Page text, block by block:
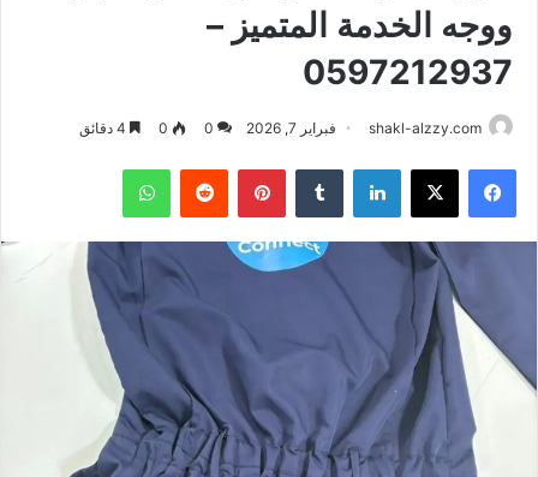
ووجه الخدمة المتميز –
0597212937
shakl-alzzy.com فبراير 7, 2026 0
0
فيسبوك X لينكدإن بينتيريست واتساب